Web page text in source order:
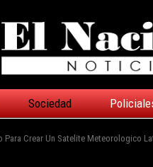
Sociedad
Para Crear Un Satelite Meteorologico